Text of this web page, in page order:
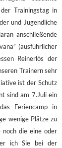
Trainingstag in
und Jugendliche
anschließende
(ausführlicher
Reinerlös der
Trainern sehr
ist der Schutz
sind am 7.Juli ein
Feriencamp in
wenige Plätze zu
noch die eine oder
ich Sie bei der